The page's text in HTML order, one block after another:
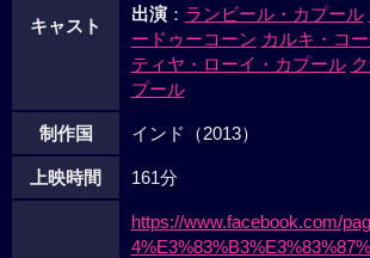
キャスト
出演： ランビール・カプール
ードゥーコーン カルキ・コ
ティヤ・ローイ・カプール
プール
制作国 インド（2013）
上映時間 161分
https://www.facebook.com/